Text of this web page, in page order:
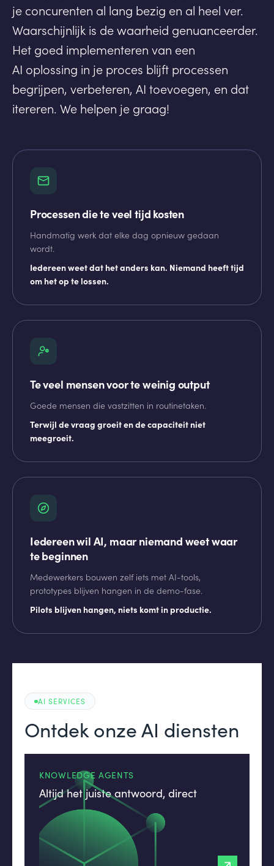
je concurenten al lang bezig en al heel ver.
Waarschijnlijk is de waarheid genuanceerder.
Het goed implementeren van een
AI oplossing in je proces blijft processen
begrijpen, verbeteren, AI toevoegen, en dat
itereren. We helpen je graag!
Processen die te veel tijd kosten
Handmatig werk dat elke dag opnieuw gedaan
wordt.
Iedereen weet dat het anders kan. Niemand heeft tijd
om het op te lossen.
Te veel mensen voor te weinig output
Goede mensen die vastzitten in routinetaken.
Terwijl de vraag groeit en de capaciteit niet
meegroeit.
Iedereen wil AI, maar niemand weet waar
te beginnen
Medewerkers bouwen zelf iets met AI-tools,
prototypes blijven hangen in de demo-fase.
Pilots blijven hangen, niets komt in productie.
AI SERVICES
Ontdek onze AI diensten
KNOWLEDGE AGENTS
Altijd het juiste antwoord, direct